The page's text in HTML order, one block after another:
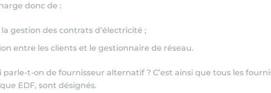
donc de :
gestion des contrats d’électricité ;
entre les clients et le gestionnaire de réseau.
parle-t-on de fournisseur alternatif ? C’est ainsi que tous les
EDF, sont désignés.